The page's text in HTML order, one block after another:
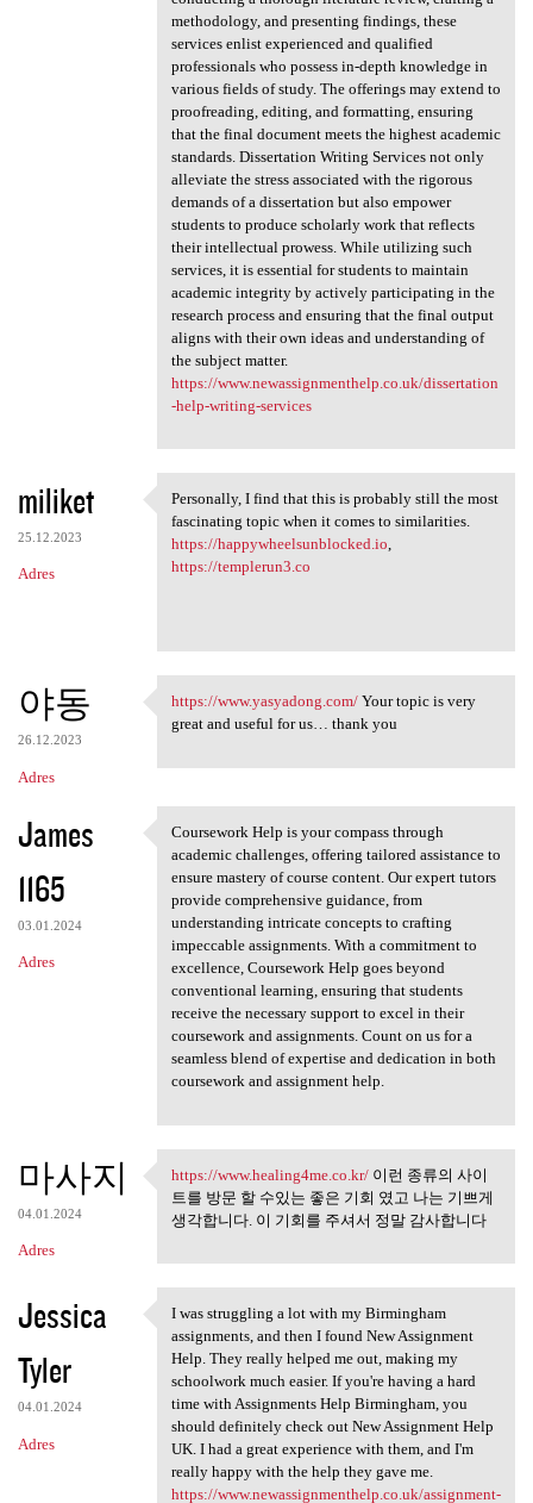
methodology, and presenting findings, these
services enlist experienced and qualified
professionals who possess in-depth knowledge in
various fields of study. The offerings may extend to
proofreading, editing, and formatting, ensuring
that the final document meets the highest academic
standards. Dissertation Writing Services not only
alleviate the stress associated with the rigorous
demands of a dissertation but also empower
students to produce scholarly work that reflects
their intellectual prowess. While utilizing such
services, it is essential for students to maintain
academic integrity by actively participating in the
research process and ensuring that the final output
aligns with their own ideas and understanding of
the subject matter.
https://www.newassignmenthelp.co.uk/dissertation
-help-writing-services
miliket
25.12.2023
Adres
Personally, I find that this
Personally, I find that this is probably still the most
fascinating topic when it comes to similarities.
https://happywheelsunblocked.io,
https://templerun3.co
야동
26.12.2023
Adres
https://www.yasyadong.com/
https://www.yasyadong.com/Your topic is very
great and useful for us… thank you
James
1165
03.01.2024
Adres
Coursework Help is your
Coursework Help is your compass through
academic challenges, offering tailored assistance to
ensure mastery of course content. Our expert tutors
provide comprehensive guidance, from
understanding intricate concepts to crafting
impeccable assignments. With a commitment to
excellence, Coursework Help goes beyond
conventional learning, ensuring that students
receive the necessary support to excel in their
coursework and assignments. Count on us for a
seamless blend of expertise and dedication in both
coursework and assignment help.
마사지
04.01.2024
Adres
https://www.healing4me.co.kr/
https://www.healing4me.co.kr/이런 종류의 사이
트를 방문 할 수있는 좋은 기회 였고 나는 기쁘게
생각합니다. 이 기회를 주셔서 정말 감사합니다
Jessica
Tyler
04.01.2024
Adres
I was struggling a lot with
I was struggling a lot with my Birmingham
assignments, and then I found New Assignment
Help. They really helped me out, making my
schoolwork much easier. If you're having a hard
time with Assignments Help Birmingham, you
should definitely check out New Assignment Help
UK. I had a great experience with them, and I'm
really happy with the help they gave me.
https://www.newassignmenthelp.co.uk/assignment-